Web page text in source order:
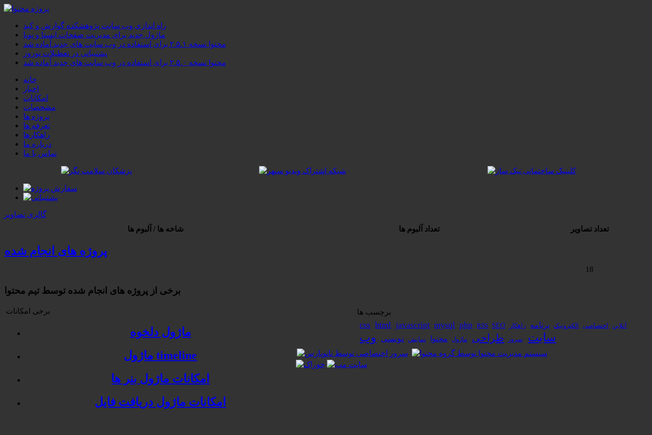
راه اندازی وب سایت پژوهشکده گوارش و کبد
ماژول جدید برای مدیریت صفحات ایستا و پویا
محتوا نسخه ۲.۵.۱ برای استفاده در وب سایت های جدید آماده شد
پشتیبانی در تعطیلات نوروز
محتوا نسخه ۲.۵.۰ برای استفاده در وب سایت های جدید آماده شد
خانه
اخبار
امکانات
مشخصات
پروژه ها
تعرفه ها
راهکارها
درباره ما
تماس با ما
گالری تصاویر
شاخه ها / آلبوم ها
تعداد آلبوم ها تعداد تصاویر
پروژه های انجام شده
برخی از پروژه های انجام شده توسط تیم محتوا
18
برخی امکانات
ماژول دلخوه
ماژول timeline
امکانات ماژول بنر ها
امکانات ماژول دریافت فایل
برچسب ها
css html javascript mysql php RSS SEO آنلاین اختصاصی الکترونیک برنامه راهکار
سایت سرور طراحی ماژول محتوا نمایش نویسی وب